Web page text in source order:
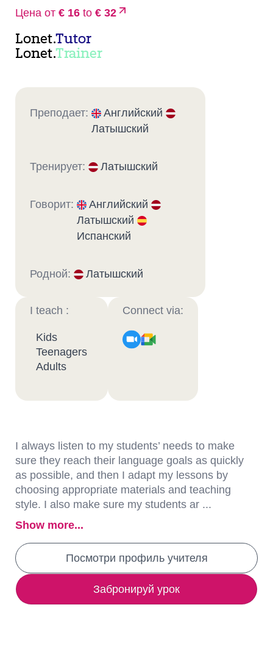
Цена от € 16 to € 32
Lonet.Tutor
Lonet.Trainer
Преподает:
Английский
Латышский
Тренирует: Латышский
Говорит:
Английский
Латышский
Испанский
Родной: Латышский
I teach :
Kids
Teenagers
Adults
Connect via:
I always listen to my students’ needs to make
sure they reach their language goals as quickly
as possible, and then I adapt my lessons by
choosing appropriate materials and teaching
style. I also make sure my students ar ...
Show more...
Посмотри профиль учителя
Забронируй урок